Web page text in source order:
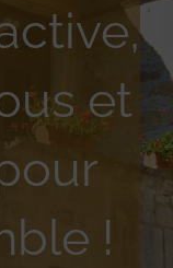
et
!